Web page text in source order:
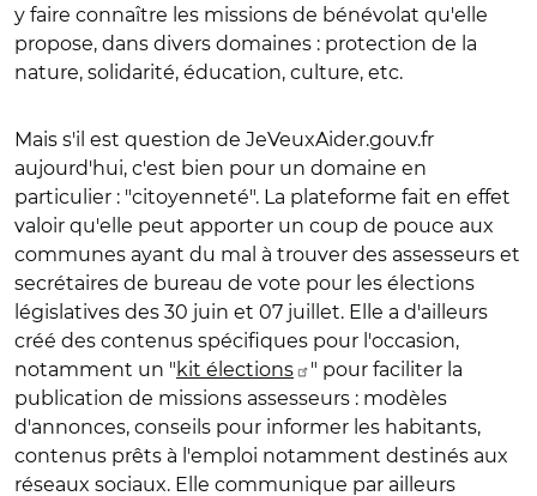
y faire connaître les missions de bénévolat qu'elle
propose, dans divers domaines : protection de la
nature, solidarité, éducation, culture, etc.
Mais s'il est question de JeVeuxAider.gouv.fr
aujourd'hui, c'est bien pour un domaine en
particulier : "citoyenneté". La plateforme fait en effet
valoir qu'elle peut apporter un coup de pouce aux
communes ayant du mal à trouver des assesseurs et
secrétaires de bureau de vote pour les élections
législatives des 30 juin et 07 juillet. Elle a d'ailleurs
créé des contenus spécifiques pour l'occasion,
notamment un "kit élections
" pour faciliter la
publication de missions assesseurs : modèles
d'annonces, conseils pour informer les habitants,
contenus prêts à l'emploi notamment destinés aux
réseaux sociaux. Elle communique par ailleurs